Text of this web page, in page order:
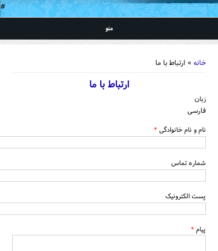
#
منو
خانه » ارتباط با ما
ارتباط با ما
زبان
فارسی
نام و نام خانوادگی *
شماره تماس
پست الکترونیک
پیام *